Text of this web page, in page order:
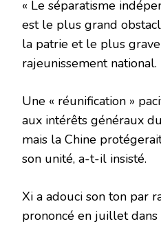
« Le séparatisme
est le plus grand
la patrie et le plus
rajeunissement national.
Une « réunification »
aux intérêts généraux
mais la Chine
son unité, a-t-il insisté.
Xi a adouci son ton par
prononcé en juillet dans